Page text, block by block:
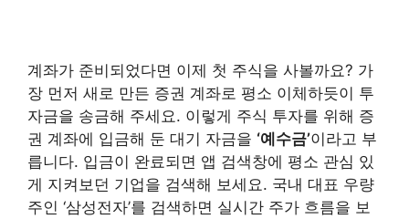
계좌가 준비되었다면 이제 첫 주식을 사볼까요? 가
장 먼저 새로 만든 증권 계좌로 평소 이체하듯이 투
자금을 송금해 주세요. 이렇게 주식 투자를 위해 증
권 계좌에 입금해 둔 대기 자금을 ‘예수금’이라고 부
릅니다. 입금이 완료되면 앱 검색창에 평소 관심 있
게 지켜보던 기업을 검색해 보세요. 국내 대표 우량
주인 ‘삼성전자’를 검색하면 실시간 주가 흐름을 보